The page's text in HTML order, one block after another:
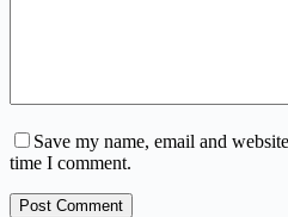
Save my name, email and
time I comment.
Post Comment